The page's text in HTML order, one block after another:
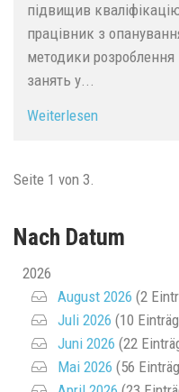
підвищив
працівник з
методики розроблення
занять у...
Weiterlesen
Seite 1 von 3.
Nach Datum
2026
August 2026 (2
Juli 2026 (10
Juni 2026 (22
Mai 2026 (56